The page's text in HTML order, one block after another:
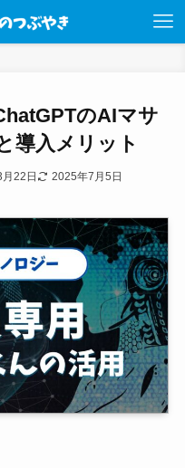
のAIマサ
導入メリット
22日 2025年7月5日